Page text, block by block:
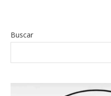
Buscar